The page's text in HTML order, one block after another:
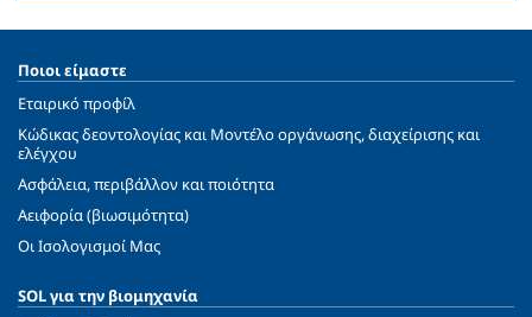
Ποιοι είμαστε
Εταιρικό προφίλ
Κώδικας δεοντολογίας και Μοντέλο οργάνωσης, διαχείρισης και
ελέγχου
Ασφάλεια, περιβάλλον και ποιότητα
Αειφορία (βιωσιμότητα)
Oι Ισολογισμοί Μας
SOL για την βιομηχανία